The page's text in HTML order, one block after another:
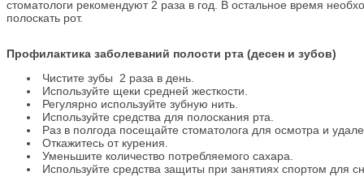
стоматологи рекомендуют 2 раза в год. В остальное время
полоскать рот.
Профилактика заболеваний полости рта (десен и зубов)
Чистите зубы 2 раза в день.
Используйте щеки средней жесткости.
Регулярно используйте зубную нить.
Используйте средства для полоскания рта.
Раз в полгода посещайте стоматолога для осмотра и
Откажитесь от курения.
Уменьшите количество потребляемого сахара.
Используйте средства защиты при занятиях спортом для